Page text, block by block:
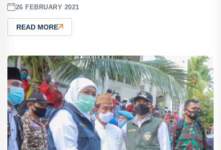
26 FEBRUARY 2021
READ MORE